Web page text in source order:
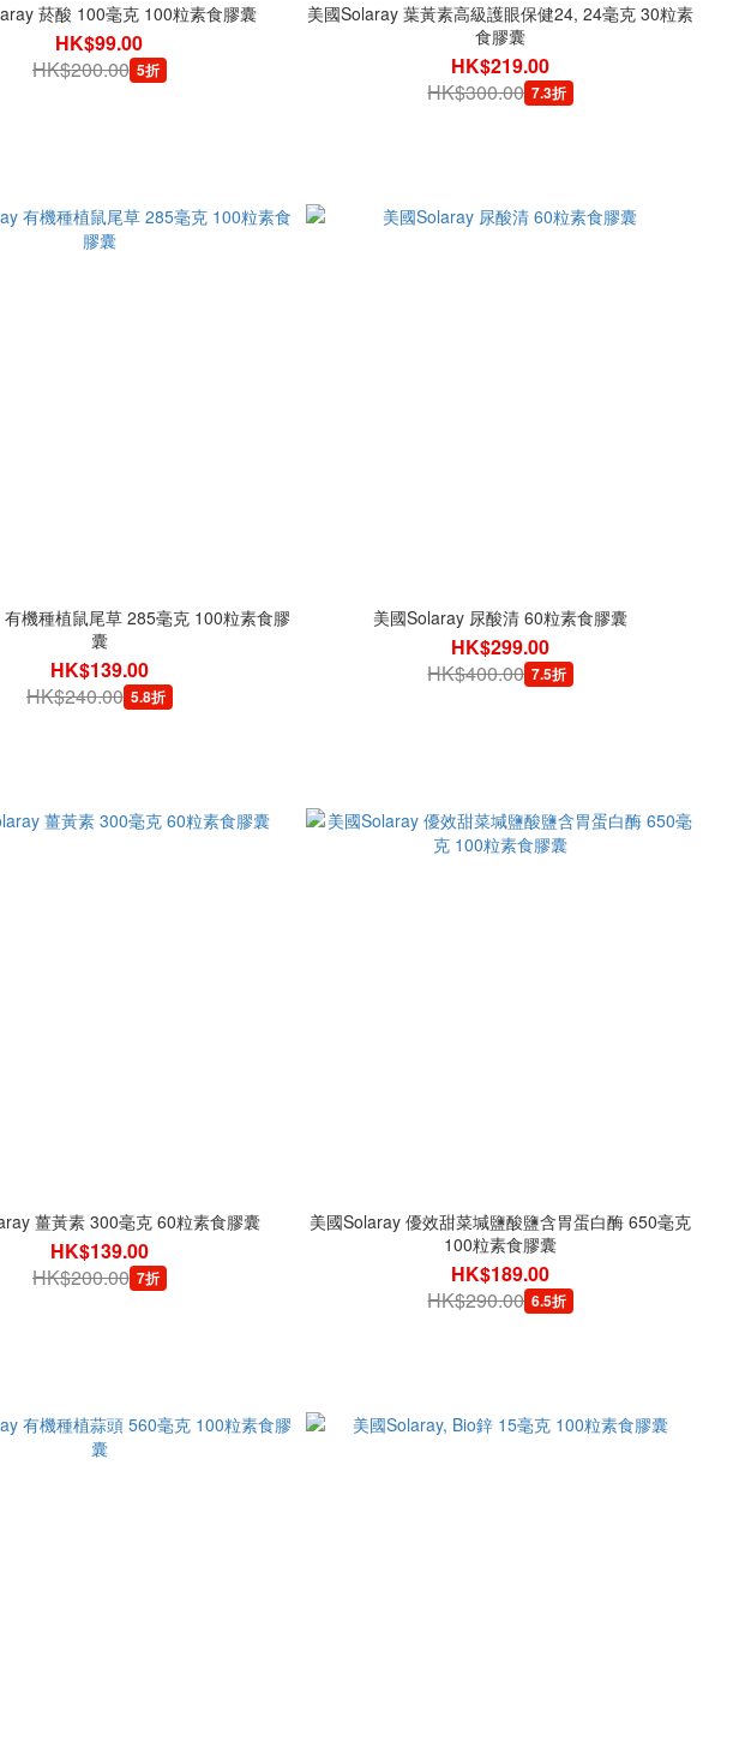
菸酸 100毫克 100粒素食膠囊
HK$99.00
HK$200.00 5折
美國Solaray 葉黃素高級護眼保健24, 24毫克 30粒素
食膠囊
HK$219.00
HK$300.00 7.3折
機種植鼠尾草 285毫克 100粒素食膠
囊
HK$139.00
HK$240.00 5.8折
美國Solaray 尿酸清 60粒素食膠囊
HK$299.00
HK$400.00 7.5折
薑黃素 300毫克 60粒素食膠囊
HK$139.00
HK$200.00 7折
美國Solaray 優效甜菜堿鹽酸鹽含胃蛋白酶 650毫克
100粒素食膠囊
HK$189.00
HK$290.00 6.5折